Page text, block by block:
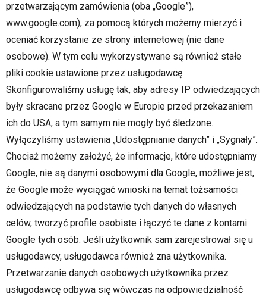
przetwarzającym zamówienia (oba „Google”),
www.google.com), za pomocą których możemy mierzyć i
oceniać korzystanie ze strony internetowej (nie dane
osobowe). W tym celu wykorzystywane są również stałe
pliki cookie ustawione przez usługodawcę.
Skonfigurowaliśmy usługę tak, aby adresy IP odwiedzających
były skracane przez Google w Europie przed przekazaniem
ich do USA, a tym samym nie mogły być śledzone.
Wyłączyliśmy ustawienia „Udostępnianie danych” i „Sygnały”.
Chociaż możemy założyć, że informacje, które udostępniamy
Google, nie są danymi osobowymi dla Google, możliwe jest,
że Google może wyciągać wnioski na temat tożsamości
odwiedzających na podstawie tych danych do własnych
celów, tworzyć profile osobiste i łączyć te dane z kontami
Google tych osób. Jeśli użytkownik sam zarejestrował się u
usługodawcy, usługodawca również zna użytkownika.
Przetwarzanie danych osobowych użytkownika przez
usługodawcę odbywa się wówczas na odpowiedzialność